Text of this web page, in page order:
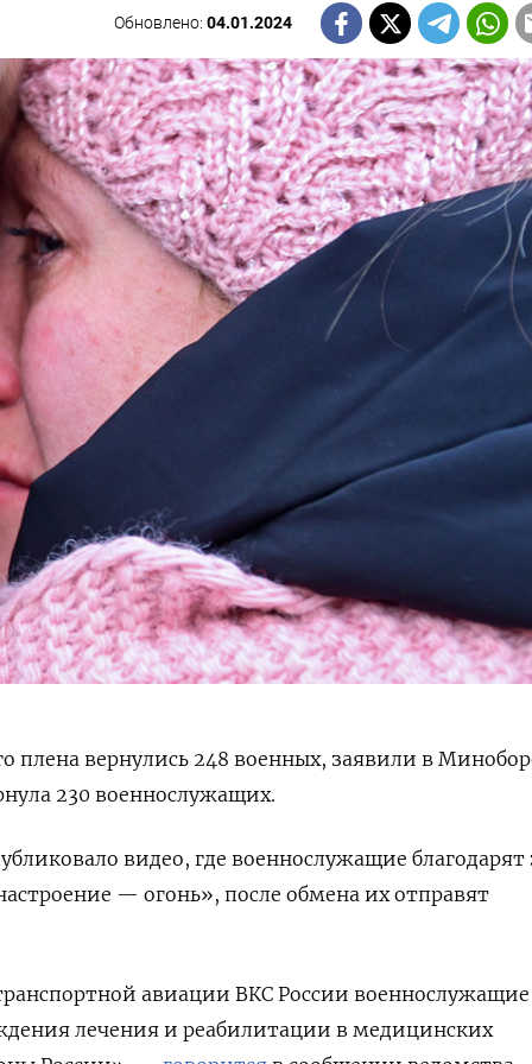
Обновлено:04.01.2024
плена вернулись 248 военных, заявили в
230 военнослужащих.
видео, где военнослужащие благодарят
— огонь», после обмена их отправят
авиации ВКС России военнослужащие
лечения и реабилитации в медицинских